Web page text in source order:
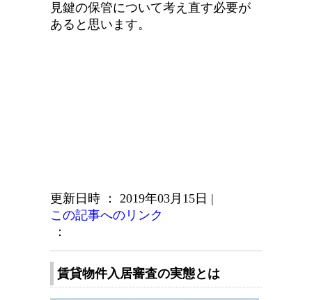
見鍵の保管について考え直す必要が
あると思います。
更新日時 ： 2019年03月15日 |
この記事へのリンク
：
賃貸物件入居審査の実態とは